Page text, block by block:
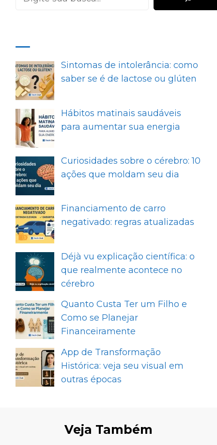
Sintomas de intolerância: como
saber se é de lactose ou glúten
Hábitos matinais saudáveis
para aumentar sua energia
Curiosidades sobre o cérebro: 10
ações que moldam seu dia
Financiamento de carro
negativado: regras atualizadas
Déjà vu explicação científica: o
que realmente acontece no
cérebro
Quanto Custa Ter um Filho e
Como se Planejar
Financeiramente
App de Transformação
Histórica: veja seu visual em
outras épocas
Veja Também